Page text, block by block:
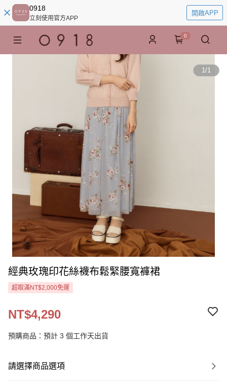
0918
立刻使用官方APP
開啟APP
0
1/1
經典玫瑰印花絲襪布鬆緊腰寬褲裙
超取滿NT$2,000免運
NT$4,290
預購商品：預計 3 個工作天出貨
請選擇商品選項